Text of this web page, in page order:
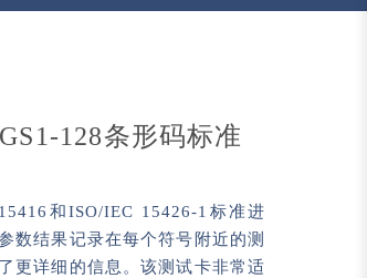
128条形码标准
和ISO/IEC 15426-1标准进
数结果记录在每个符号附近的测
更详细的信息。该测试卡非常适